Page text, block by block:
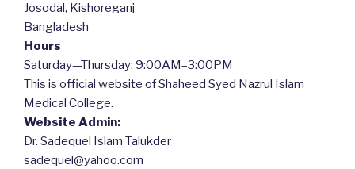
Josodal, Kishoreganj
Bangladesh
Hours
Saturday—Thursday: 9:00AM–3:00PM
This is official website of Shaheed Syed Nazrul Islam
Medical College.
Website Admin:
Dr. Sadequel Islam Talukder
sadequel@yahoo.com